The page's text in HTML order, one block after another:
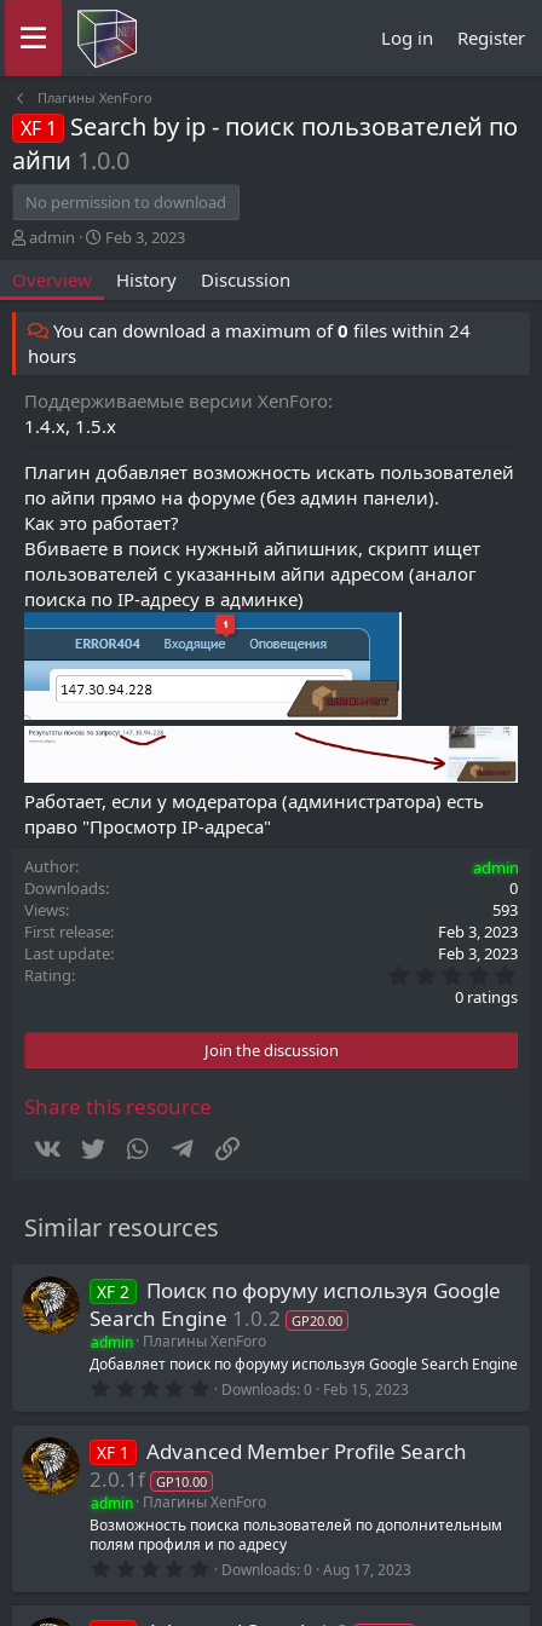
Log in Register
Плагины XenForo
XF 1
Search by ip - поиск пользователей по
айпи 1.0.0
No permission to download
A
t
h
o
r
admin
C
t
d
a
e
Feb 3, 2023
Overview History Discussion
You can download a maximum of0 files within 24
hours
Поддерживаемые версии XenForo
1.4.x 1.5.x
Плагин добавляет возможность искать пользователей
по айпи прямо на форуме (без админ панели).
Как это работает?
Вбиваете в поиск нужный айпишник, скрипт ищет
пользователей с указанным айпи адресом (аналог
поиска по IP-адресу в админке)
Работает, если у модератора (администратора) есть
право "Просмотр IP-адреса"
Author
admin
Downloads
0
Views
593
First release
Feb 3, 2023
Last update
Feb 3, 2023
Rating
.
0
0
t
0 ratings
Join the discussion
Share this resource
Vkontakte
Twitter WhatsAppTelegram
Similar resources
XF 2
Поиск по форуму используя Google
Search Engine 1.0.2 GP20.00
admin Плагины XenForo
Добавляет поиск по форуму используя Google Search Engine
0
s
t
a
r
(
s
)
Downloads 0 Feb 15, 2023
XF 1
Advanced Member Profile Search
2.0.1f GP10.00
admin Плагины XenForo
Возможность поиска пользователей по дополнительным
полям профиля и по адресу
0 Downloads 0 Aug 17, 2023